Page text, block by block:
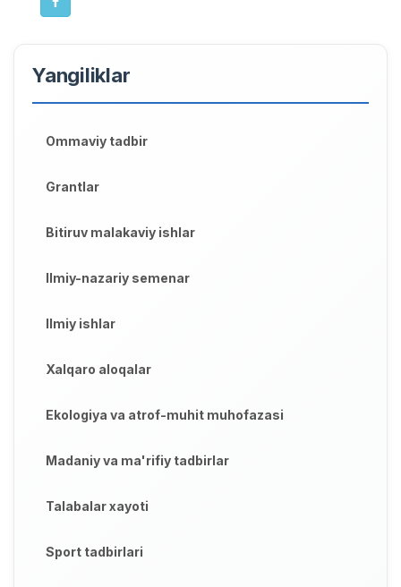
Yangiliklar
Ommaviy tadbir
Grantlar
Bitiruv malakaviy ishlar
Ilmiy-nazariy semenar
Ilmiy ishlar
Xalqaro aloqalar
Ekologiya va atrof-muhit muhofazasi
Madaniy va ma'rifiy tadbirlar
Talabalar xayoti
Sport tadbirlari